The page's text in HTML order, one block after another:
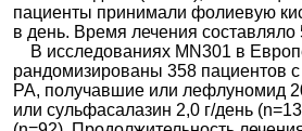
пациенты принимали фолиевую
в день. Время лечения составляло
В исследованиях MN301 в
рандомизированы 358 пациентов
РА, получавшие или лефлуномид
или сульфасалазин 2,0 г/день